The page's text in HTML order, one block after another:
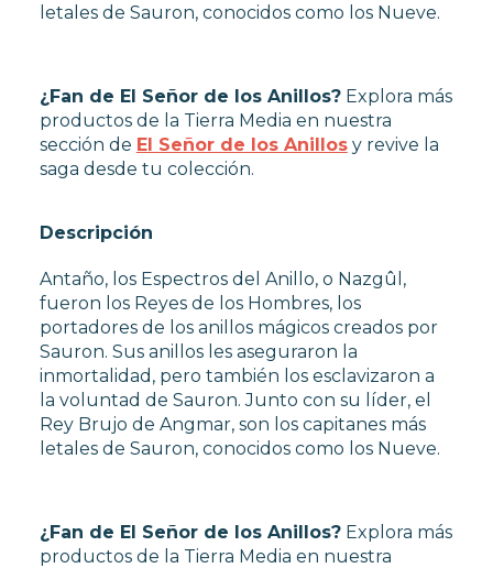
letales de Sauron, conocidos como los Nueve.
¿Fan de El Señor de los Anillos?Explora más
productos de la Tierra Media en nuestra
sección de El Señor de los Anillosy revive la
saga desde tu colección.
Descripción
Antaño, los Espectros del Anillo, o Nazgûl,
fueron los Reyes de los Hombres, los
portadores de los anillos mágicos creados por
Sauron. Sus anillos les aseguraron la
inmortalidad, pero también los esclavizaron a
la voluntad de Sauron. Junto con su líder, el
Rey Brujo de Angmar, son los capitanes más
letales de Sauron, conocidos como los Nueve.
¿Fan de El Señor de los Anillos?Explora más
productos de la Tierra Media en nuestra